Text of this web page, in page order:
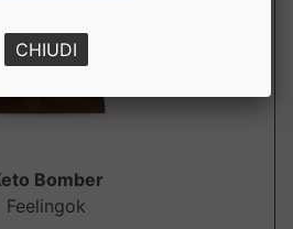
Bomber
Feelingok
CHIUDI